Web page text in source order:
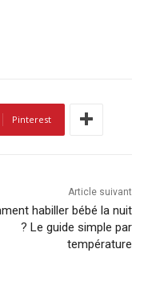
Pinterest
Article suivant
habiller bébé la nuit
? Le guide simple par
température